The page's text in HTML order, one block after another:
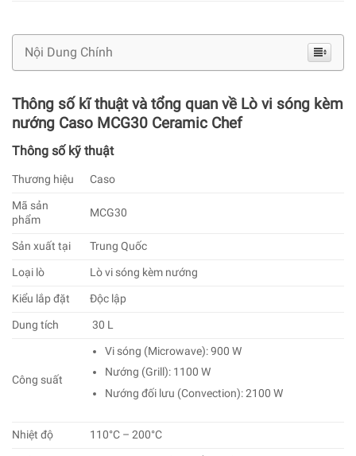
Nội Dung Chính
Thông số kĩ thuật và tổng quan về Lò vi sóng kèm
nướng Caso MCG30 Ceramic Chef
Thông số kỹ thuật
Thương hiệu
Caso
Mã sản
phẩm
MCG30
Sản xuất tại
Trung Quốc
Loại lò
Lò vi sóng kèm nướng
Kiểu lắp đặt
Độc lập
Dung tích
30 L
Công suất
Vi sóng (Microwave): 900 W
Nướng (Grill): 1100 W
Nướng đối lưu (Convection): 2100 W
Nhiệt độ
110°C – 200°C